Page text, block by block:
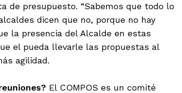
de presupuesto. “Sabemos que todo lo
dicen que no, porque no hay
la presencia del Alcalde en estas
el pueda llevarle las propuestas al
agilidad.
El COMPOS es un comité